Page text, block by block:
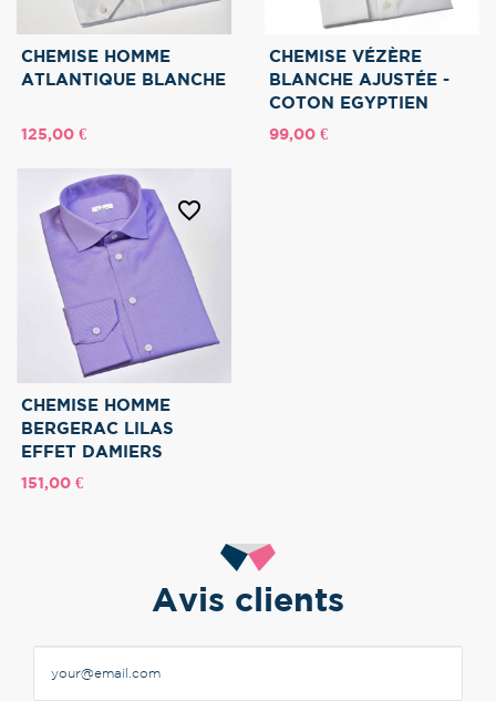
CHEMISE HOMME
ATLANTIQUE BLANCHE
Prix
125,00 €
CHEMISE VÉZÈRE
BLANCHE AJUSTÉE -
COTON EGYPTIEN
Prix
99,00 €
CHEMISE HOMME
BERGERAC LILAS
EFFET DAMIERS
favorite_border
Prix
151,00 €
Avis clients